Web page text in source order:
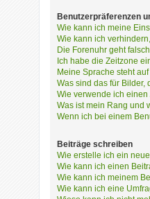
Benutzerpräferenzen
Wie kann ich meine
Wie kann ich
Die Forenuhr geht
Ich habe die Zeitzone
Meine Sprache steht
Was sind das für
Wie verwende ich einen
Was ist mein Rang und
Wenn ich bei einem
Beiträge schreiben
Wie erstelle ich ein
Wie kann ich einen
Wie kann ich meinem
Wie kann ich eine